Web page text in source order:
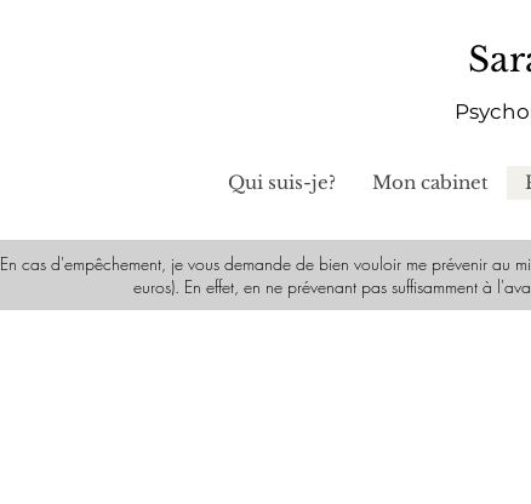
Qui suis-je? Mon cabinet
En cas d'empêchement, je vous demande de bien vouloir me prévenir au
euros). En effet, en ne prévenant pas suffisamment à